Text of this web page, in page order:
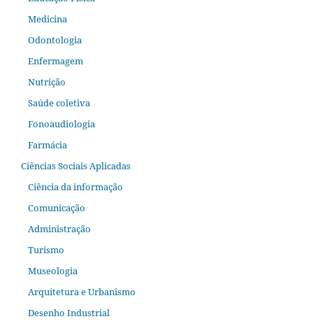
Medicina
Odontologia
Enfermagem
Nutrição
Saúde coletiva
Fonoaudiologia
Farmácia
Ciências Sociais Aplicadas
Ciência da informação
Comunicação
Administração
Turismo
Museologia
Arquitetura e Urbanismo
Desenho Industrial